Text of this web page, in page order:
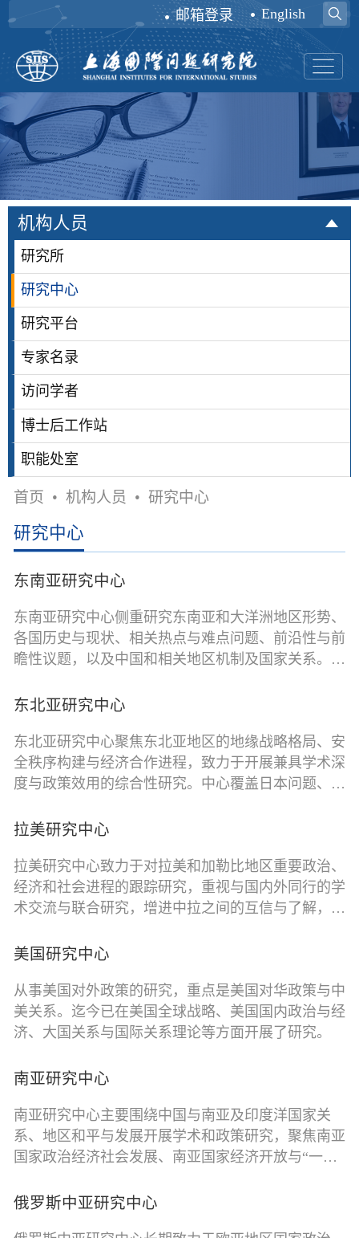
邮箱登录 English
机构人员
研究所
研究中心
研究平台
专家名录
访问学者
博士后工作站
职能处室
首页 • 机构人员 • 研究中心
研究中心
东南亚研究中心
东南亚研究中心侧重研究东南亚和大洋洲地区形势、
各国历史与现状、相关热点与难点问题、前沿性与前
瞻性议题，以及中国和相关地区机制及国家关系。地
机制、南海问题和“一带一路”等是重点研究主题。研
秩序重构与国家战略等宏观视角分析；2、调强区域
国别研究平衡，侧重一体化、贸易架构和支点国家；
3、强调政策研究导向，偏向战略和政策咨询，每年
研究优势：1、与东南亚国家智库，如印度尼西亚战
大学拉惹勒南国际研究院（RSIS）、泰国朱拉隆功
大学国际问题研究所、柬埔寨合作与和平研究所
（CICP）和越南外交学院（DAV）等长期保持机制
前瞻性强，重点跟踪中美竞争中的东南亚地区形势，
与升级、东盟数字与绿色经济发展与转型等议题。
东北亚研究中心
东北亚研究中心聚焦东北亚地区的地缘战略格局、安
全秩序构建与经济合作进程，致力于开展兼具学术深
度与政策效用的综合性研究。中心覆盖日本问题、朝
业链协作、海洋权益与治理等关键领域，重点关注大
多边框架下的功能性合作等战略性议题。中心坚持
“立体洞察、交叉贯通、务实建言”的研究路径：一是
强化区域国别纵深研究，深入追踪各国政策动态与社
学、经济学、安全研究及历史分析工具；三是注重政
拉美研究中心
拉美研究中心致力于对拉美和加勒比地区重要政治、
经济和社会进程的跟踪研究，重视与国内外同行的学
术交流与联合研究，增进中拉之间的互信与了解，服
研究的新形势下，中心跟踪研究拉美地区的政经形
聚焦新时代中拉关系发展中的重大理论与现实问题，
关注拉美地区的国际关系理论动态和参与全球治理的
进程。
美国研究中心
从事美国对外政策的研究，重点是美国对华政策与中
美关系。迄今已在美国全球战略、美国国内政治与经
济、大国关系与国际关系理论等方面开展了研究。
南亚研究中心
南亚研究中心主要围绕中国与南亚及印度洋国家关
系、地区和平与发展开展学术和政策研究，聚焦南亚
国家政治经济社会发展、南亚国家经济开放与“一带
设、域外大国与南亚和印度洋国家关系等重点领域。
俄罗斯中亚研究中心